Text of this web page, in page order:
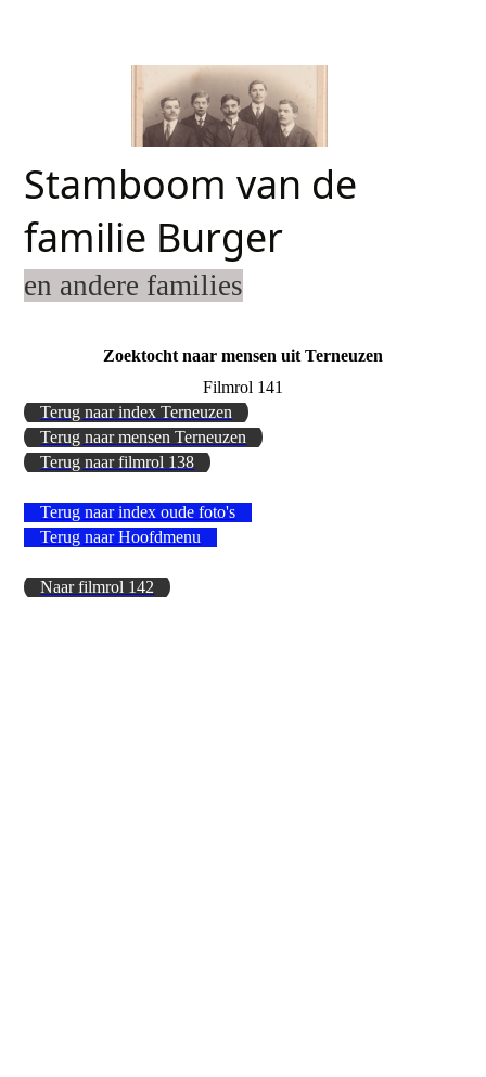
Stamboom van de
familie Burger
en andere families
Zoektocht naar mensen uit Terneuzen
Filmrol 141
Terug naar index Terneuzen
Terug naar mensen Terneuzen
Terug naar filmrol 138
Terug naar index oude foto's
Terug naar Hoofdmenu
Naar filmrol 142